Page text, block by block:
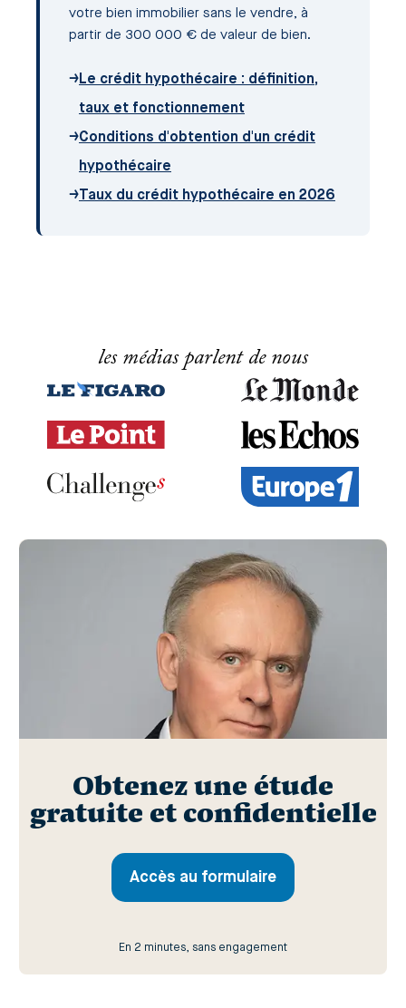
votre bien immobilier sans le vendre, à
partir de 300 000 € de valeur de bien.
→Le crédit hypothécaire : définition,
taux et fonctionnement
→Conditions d'obtention d'un crédit
hypothécaire
→Taux du crédit hypothécaire en 2026
les médias parlent de nous
Obtenez une étude
gratuite et confidentielle
Accès au formulaire
En 2 minutes, sans engagement